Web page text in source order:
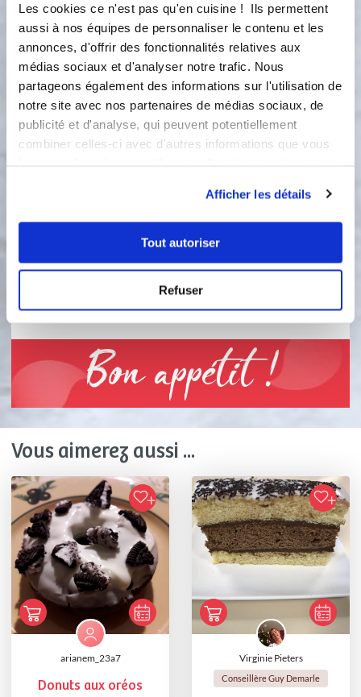
Les cookies ce n'est pas qu'en cuisine ! Ils permettent
aussi à nos équipes de personnaliser le contenu et les
annonces, d'offrir des fonctionnalités relatives aux
médias sociaux et d'analyser notre trafic. Nous
partageons également des informations sur l'utilisation de
notre site avec nos partenaires de médias sociaux, de
publicité et d'analyse, qui peuvent potentiellement
combiner celles-ci avec d'autres informations que vous
Afficher les détails
Tout autoriser
Refuser
sortes (la quantité que vous voulez +\-
gourmand 😉)
2
Étape 2 Faire un boudin et
l’envelopper dans du film étirable et
laisser reposer au frais au moins 30
minutes
les placer sur une toile de cuisson et
les aplatir un peu ou utiliser vos
moules tels que les barres striées ou
9, 10 ou 11 minutes suivant si vous
voulez extra-moelleux, moelleux ou
crousti-moelleux
Bon appétit !
Vous aimerez aussi ...
arianem_23a7
Donuts aux oréos
Virginie Pieters
Conseillère Guy Demarle